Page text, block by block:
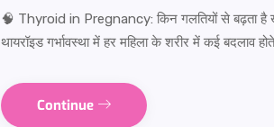
🧠 Thyroid in Pregnancy: किन गलतियों से बढ़ता
थायरॉइड गर्भावस्था में हर महिला के शरीर में कई बदलाव
Continue